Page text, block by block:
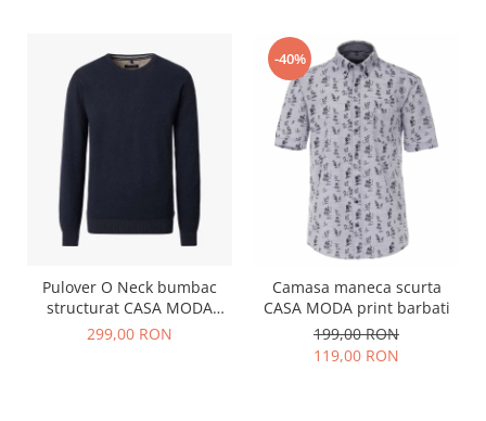
Pulover O Neck bumbac
structurat CASA MODA
bleumarin
299,00 RON
-40%
Camasa maneca scurta
CASA MODA print barbati
199,00 RON
119,00 RON